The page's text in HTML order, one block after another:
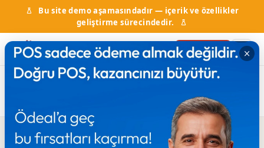
Bu site demo aşamasındadır — içerik ve özellikler
geliştirme sürecindedir.
Firma Ekle
GÜNAY KUAFÖR GÜNAY-İMRAN